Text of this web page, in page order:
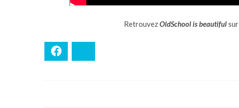
RetrouvezOldSchool is beautifulsur